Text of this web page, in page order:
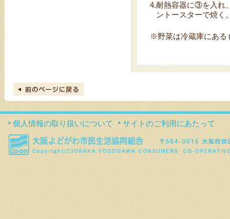
4.耐熱容器に③を入れ
ントースターで焼く
※野菜は冷蔵庫にある
個人情報の取り扱いについて サイトのご利用にあたって